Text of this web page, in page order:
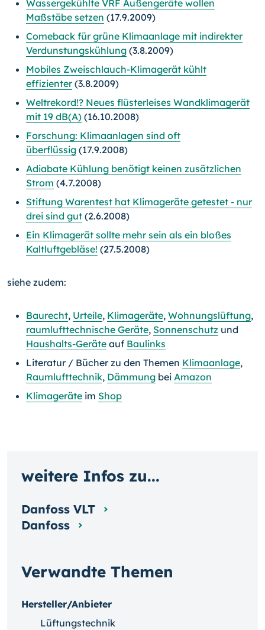
Wassergekühlte VRF Außengeräte wollen
Maßstäbe setzen (17.9.2009)
Comeback für grüne Klimaanlage mit indirekter
Verdunstungskühlung (3.8.2009)
Mobiles Zweischlauch-Klimagerät kühlt
effizienter(3.8.2009)
Weltrekord!? Neues flüsterleises Wandklimagerät
mit 19 dB(A) (16.10.2008)
Forschung: Klimaanlagen sind oft
überflüssig (17.9.2008)
Adiabate Kühlung benötigt keinen zusätzlichen
Strom (4.7.2008)
Stiftung Warentest hat Klimageräte getestet - nur
drei sind gut (2.6.2008)
Ein Klimagerät sollte mehr sein als ein bloßes
Kaltluftgebläse! (27.5.2008)
siehe zudem:
Baurecht, Urteile, Klimageräte, Wohnungslüftung,
raumlufttechnische Geräte, Sonnenschutz und
Haushalts-Geräte auf Baulinks
Literatur / Bücher zu den Themen Klimaanlage,
Raumlufttechnik, Dämmung bei Amazon
Klimageräte im Shop
Verwandte Themen
Hersteller/Anbieter
Lüftungstechnik
weitere Infos zu...
Danfoss VLT
Danfoss